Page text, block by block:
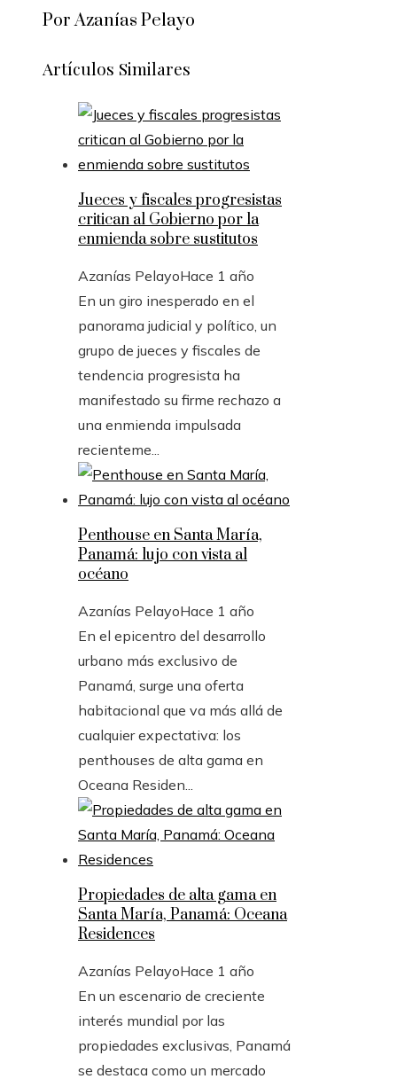
Por Azanías Pelayo
Artículos Similares
Jueces y fiscales progresistas
critican al Gobierno por la
enmienda sobre sustitutos
Azanías PelayoHace 1 año
En un giro inesperado en el
panorama judicial y político, un
grupo de jueces y fiscales de
tendencia progresista ha
manifestado su firme rechazo a
una enmienda impulsada
recienteme...
Penthouse en Santa María,
Panamá: lujo con vista al
océano
Azanías PelayoHace 1 año
En el epicentro del desarrollo
urbano más exclusivo de
Panamá, surge una oferta
habitacional que va más allá de
cualquier expectativa: los
penthouses de alta gama en
Oceana Residen...
Propiedades de alta gama en
Santa María, Panamá: Oceana
Residences
Azanías PelayoHace 1 año
En un escenario de creciente
interés mundial por las
propiedades exclusivas, Panamá
se destaca como un mercado